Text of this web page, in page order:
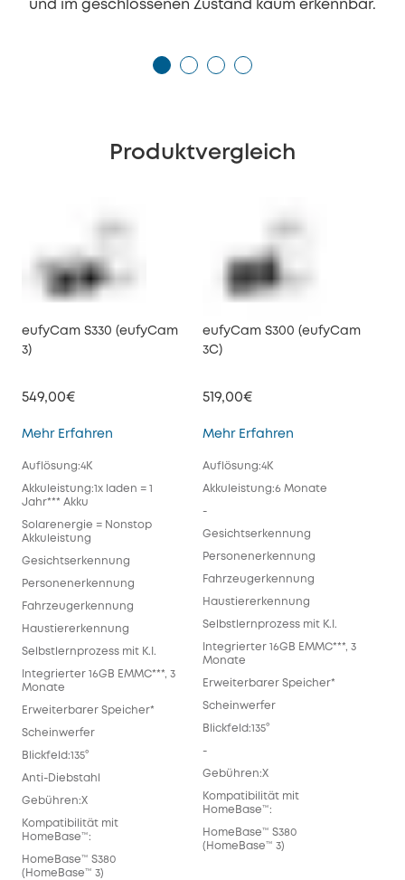
und im geschlossenen Zustand kaum erkennbar.
Produktvergleich
eufyCam S330 (eufyCam
3)
549,00€
Mehr Erfahren eufyCam S330 (eufyCam 3)
Auflösung:4K
Akkuleistung:1x laden = 1
Jahr*** Akku
Solarenergie = Nonstop
Akkuleistung
Gesichtserkennung
Personenerkennung
Fahrzeugerkennung
Haustiererkennung
Selbstlernprozess mit K.I.
Integrierter 16GB EMMC***, 3
Monate
Erweiterbarer Speicher*
Scheinwerfer
Blickfeld:135°
Anti-Diebstahl
Gebühren:X
Kompatibilität mit
HomeBase™:
HomeBase™ S380
(HomeBase™ 3)
eufyCam S300 (eufyCam
3C)
519,00€
Mehr Erfahren
Auflösung:4K
Akkuleistung:6 Monate
-
Gesichtserkennung
Personenerkennung
Fahrzeugerkennung
Haustiererkennung
Selbstlernprozess mit K.I.
Integrierter 16GB EMMC***, 3
Monate
Erweiterbarer Speicher*
Scheinwerfer
Blickfeld:135°
-
Gebühren:X
Kompatibilität mit
HomeBase™:
HomeBase™ S380
(HomeBase™ 3)